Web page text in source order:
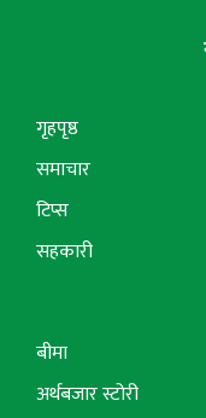
गृहपृष्ठ
समाचार
टिप्स
सहकारी
बीमा
अर्थबजार स्टोरी